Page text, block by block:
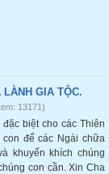
LÀNH GIA TỘC.
13171)
biệt cho các Thiên
để các Ngài chữa
khuyến khích chúng
con cần. Xin Cha